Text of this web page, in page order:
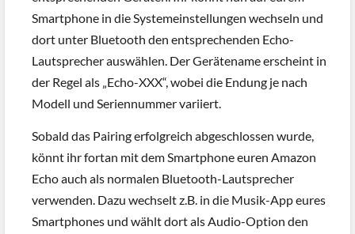
Smartphone in die Systemeinstellungen wechseln und
dort unter Bluetooth den entsprechenden Echo-
Lautsprecher auswählen. Der Gerätename erscheint in
der Regel als „Echo-XXX“, wobei die Endung je nach
Modell und Seriennummer variiert.
Sobald das Pairing erfolgreich abgeschlossen wurde,
könnt ihr fortan mit dem Smartphone euren Amazon
Echo auch als normalen Bluetooth-Lautsprecher
verwenden. Dazu wechselt z.B. in die Musik-App eures
Smartphones und wählt dort als Audio-Option den